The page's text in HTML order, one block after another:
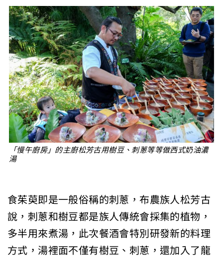
「慢午廚房」的主廚松芳古用樹豆、刺蔥等等做西式奶油濃
湯
食茱萸即是一般俗稱的刺蔥，布農族人松芳古
說，刺蔥和樹豆都是族人傳統會採集的植物，
多半用來煮湯，此次餐酒會特別研發新的料理
方式，湯裡面不僅有樹豆、刺蔥，還加入了龍